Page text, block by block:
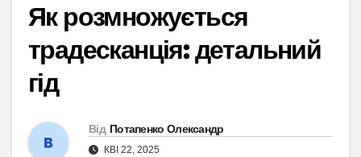
Як розмножується
традесканція: детальний
гід
Від Потапенко Олександр
КВІ 22, 2025